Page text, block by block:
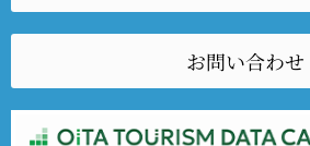
お問い合わせ